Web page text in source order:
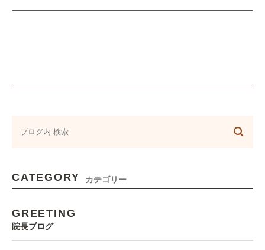
CATEGORY カテゴリー
GREETING
院長ブログ